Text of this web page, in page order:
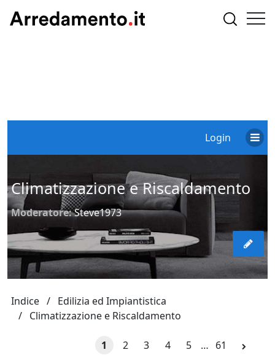
Login
Climatizzazione e Riscaldamento
Moderatore:Steve1973
Indice
Edilizia ed Impiantistica
Climatizzazione e Riscaldamento
1 2 3 4 5 … 61